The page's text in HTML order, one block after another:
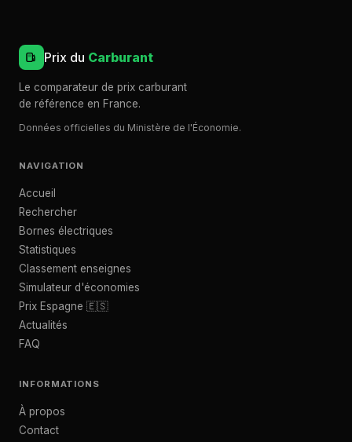
Prix du Carburant
Le comparateur de prix carburant
de référence en France.
Données officielles du Ministère de l'Économie.
NAVIGATION
Accueil
Rechercher
Bornes électriques
Statistiques
Classement enseignes
Simulateur d'économies
Prix Espagne 🇪🇸
Actualités
FAQ
INFORMATIONS
À propos
Contact